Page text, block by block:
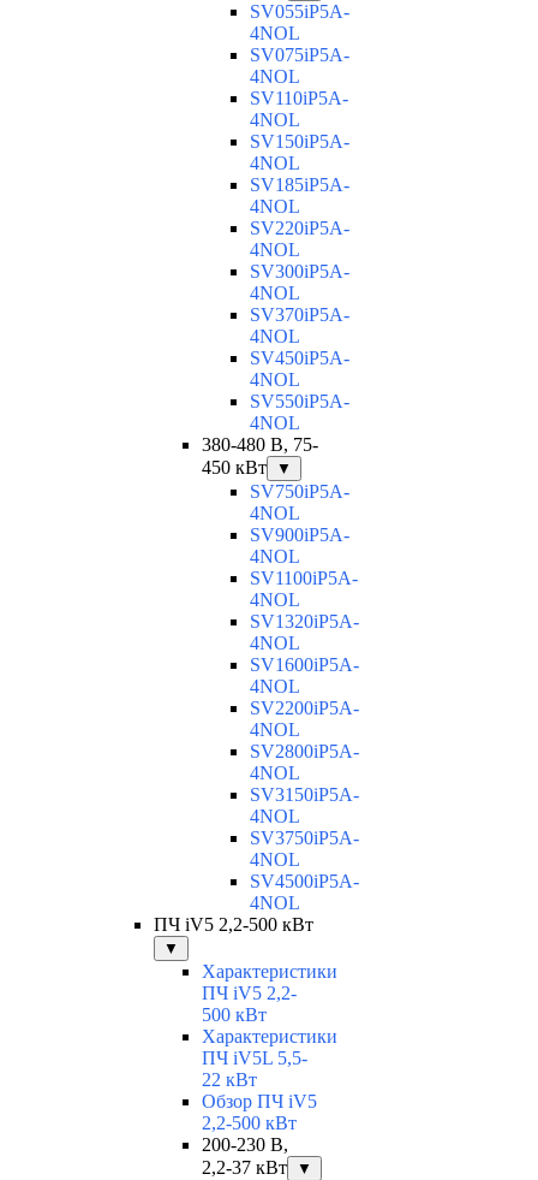
SV055iP5A-
4NOL
SV075iP5A-
4NOL
SV110iP5A-
4NOL
SV150iP5A-
4NOL
SV185iP5A-
4NOL
SV220iP5A-
4NOL
SV300iP5A-
4NOL
SV370iP5A-
4NOL
SV450iP5A-
4NOL
SV550iP5A-
4NOL
380-480 В, 75-
450 кВт
▼
SV750iP5A-
4NOL
SV900iP5A-
4NOL
SV1100iP5A-
4NOL
SV1320iP5A-
4NOL
SV1600iP5A-
4NOL
SV2200iP5A-
4NOL
SV2800iP5A-
4NOL
SV3150iP5A-
4NOL
SV3750iP5A-
4NOL
SV4500iP5A-
4NOL
ПЧ iV5 2,2-500 кВт
▼
Характеристики
ПЧ iV5 2,2-
500 кВт
Характеристики
ПЧ iV5L 5,5-
22 кВт
Обзор ПЧ iV5
2,2-500 кВт
200-230 В,
2,2-37 кВт
▼